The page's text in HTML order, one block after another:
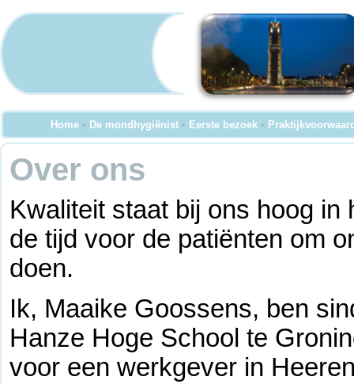
Home • De mondhygiënist • Eerste bezoek •
Over ons
Kwaliteit staat bij ons hoog in
de tijd voor de patiënten om
doen.
Ik, Maaike Goossens, ben
Hanze Hoge School te
voor een werkgever in